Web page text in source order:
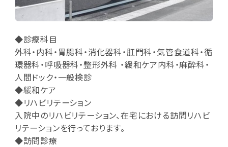
◆診療科目
外科・内科・胃腸科・消化器科・肛門科・気管食道科・循
環器科・呼吸器科・整形外科 ・緩和ケア内科・麻酔科・
人間ドック・一般検診
◆緩和ケア
◆リハビリテーション
入院中のリハビリテーション、在宅における訪問リハビ
リテーションを行っております。
◆訪問診療